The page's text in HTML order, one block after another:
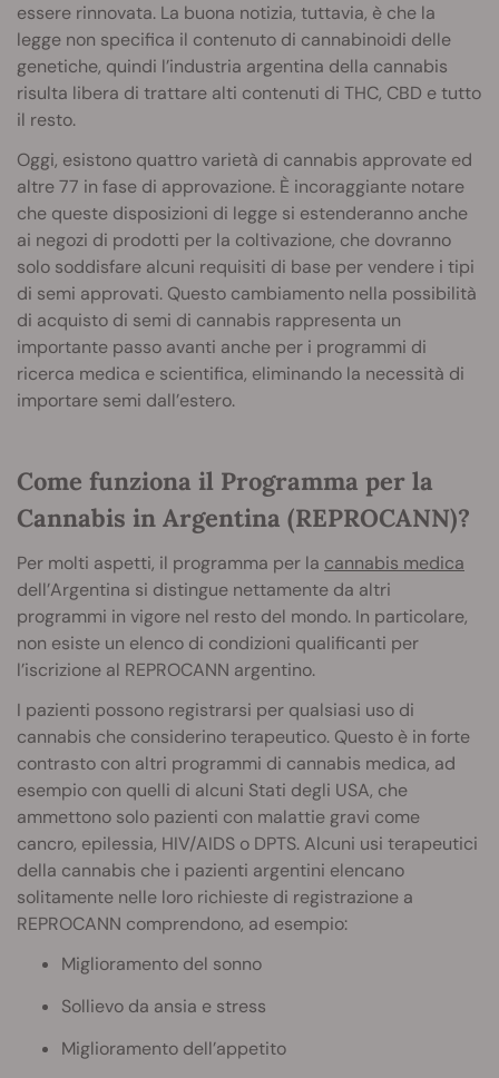
essere rinnovata. La buona notizia, tuttavia, è che la
legge non specifica il contenuto di cannabinoidi delle
genetiche, quindi l’industria argentina della cannabis
risulta libera di trattare alti contenuti di THC, CBD e tutto
il resto.
Oggi, esistono quattro varietà di cannabis approvate ed
altre 77 in fase di approvazione. È incoraggiante notare
che queste disposizioni di legge si estenderanno anche
ai negozi di prodotti per la coltivazione, che dovranno
solo soddisfare alcuni requisiti di base per vendere i tipi
di semi approvati. Questo cambiamento nella possibilità
di acquisto di semi di cannabis rappresenta un
importante passo avanti anche per i programmi di
ricerca medica e scientifica, eliminando la necessità di
importare semi dall’estero.
Come funziona il Programma per la
Cannabis in Argentina (REPROCANN)?
Per molti aspetti, il programma per la cannabis medica
dell’Argentina si distingue nettamente da altri
programmi in vigore nel resto del mondo. In particolare,
non esiste un elenco di condizioni qualificanti per
l’iscrizione al REPROCANN argentino.
I pazienti possono registrarsi per qualsiasi uso di
cannabis che considerino terapeutico. Questo è in forte
contrasto con altri programmi di cannabis medica, ad
esempio con quelli di alcuni Stati degli USA, che
ammettono solo pazienti con malattie gravi come
cancro, epilessia, HIV/AIDS o DPTS. Alcuni usi terapeutici
della cannabis che i pazienti argentini elencano
solitamente nelle loro richieste di registrazione a
REPROCANN comprendono, ad esempio:
Miglioramento del sonno
Sollievo da ansia e stress
Miglioramento dell’appetito